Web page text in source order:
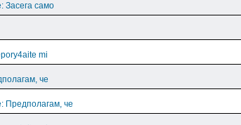
Засега само
mi
че
Предполагам, че